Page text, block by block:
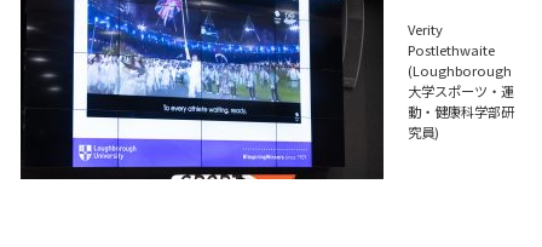
Verity
Postlethwaite
(Loughborough
大学スポーツ・運
動・健康科学部研
究員)